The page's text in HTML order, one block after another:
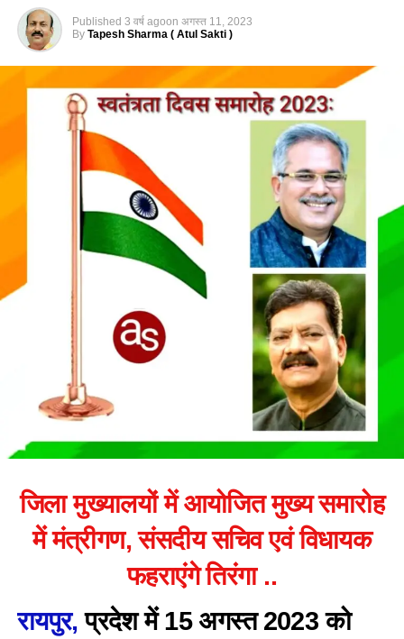
Published 3 वर्ष agoon अगस्त 11, 2023
By Tapesh Sharma ( Atul Sakti )
जिला मुख्यालयों में आयोजित मुख्य समारोह
में मंत्रीगण, संसदीय सचिव एवं विधायक
फहराएंगे तिरंगा ..
रायपुर, प्रदेश में 15 अगस्त 2023 को